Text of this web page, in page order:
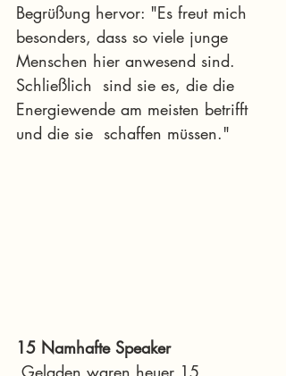
Begrüßung hervor: "Es freut mich
besonders, dass so viele junge
Menschen hier anwesend sind.
Schließlich  sind sie es, die die
Energiewende am meisten betrifft
und die sie  schaffen müssen."
15 Namhafte Speaker